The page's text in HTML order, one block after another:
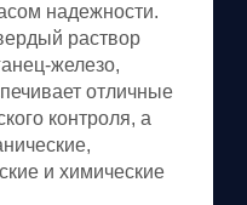
надежности.
раствор
железо,
отличные
контроля, а
и химические